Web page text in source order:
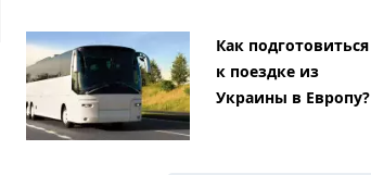
Как подготовиться
к поездке из
Украины в Европу?